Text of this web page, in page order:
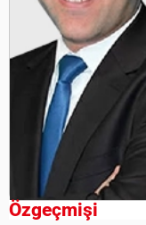
Özgeçmişi